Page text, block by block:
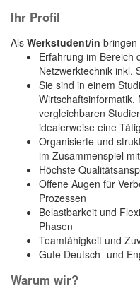
Ihr Profil
Als Werkstudent/in bringen
Erfahrung im Bereich
Netzwerktechnik inkl.
Sie sind in einem
Wirtschaftsinformatik,
vergleichbaren
idealerweise eine
Organisierte und
im Zusammenspiel
Höchste
Offene Augen für
Prozessen
Belastbarkeit und
Phasen
Teamfähigkeit und
Gute Deutsch- und
Warum wir?